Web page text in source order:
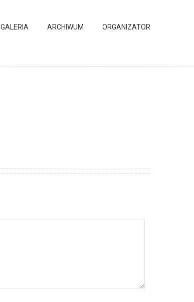
GALERIA ARCHIWUM ORGANIZATOR